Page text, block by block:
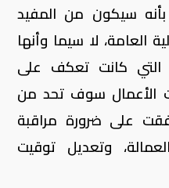
بأنه سيكون من المفيد
العامة، لا سيما وأنها
التي كانت تعكف على
الأعمال سوف تحد من
على ضرورة مراقبة
وتعديل توقيت